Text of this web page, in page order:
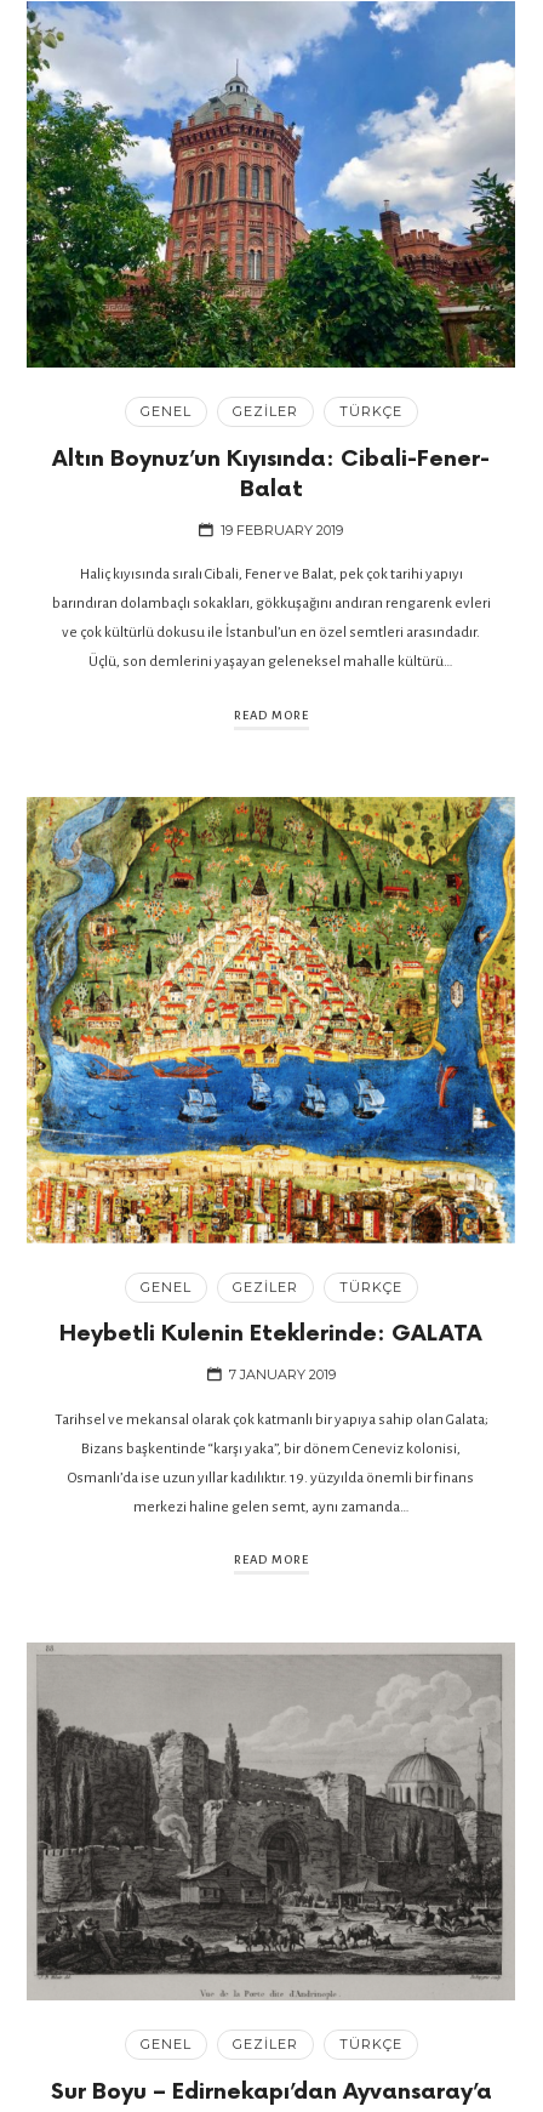
GENEL GEZILER TÜRKÇE
Altın Boynuz’un Kıyısında: Cibali-Fener-
Balat
19 FEBRUARY 2019
Haliç kıyısında sıralı Cibali, Fener ve Balat, pek çok tarihi yapıyı
barındıran dolambaçlı sokakları, gökkuşağını andıran rengarenk evleri
ve çok kültürlü dokusu ile İstanbul’un en özel semtleri arasındadır.
Üçlü, son demlerini yaşayan geleneksel mahalle kültürü…
READ MORE
GENEL GEZILER TÜRKÇE
Heybetli Kulenin Eteklerinde: GALATA
7 JANUARY 2019
Tarihsel ve mekansal olarak çok katmanlı bir yapıya sahip olan Galata;
Bizans başkentinde “karşı yaka”, bir dönem Ceneviz kolonisi,
Osmanlı’da ise uzun yıllar kadılıktır. 19. yüzyılda önemli bir finans
merkezi haline gelen semt, aynı zamanda…
READ MORE
GENEL GEZILER TÜRKÇE
Sur Boyu – Edirnekapı’dan Ayvansaray’a